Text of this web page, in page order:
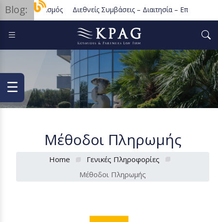
Blog:
Ανταγωνισμός Διεθνείς Συμβάσεις – Διαιτησία – Επιλογή
Μέθοδοι Πληρωμής
Home
Γενικές Πληροφορίες
Μέθοδοι Πληρωμής
☰